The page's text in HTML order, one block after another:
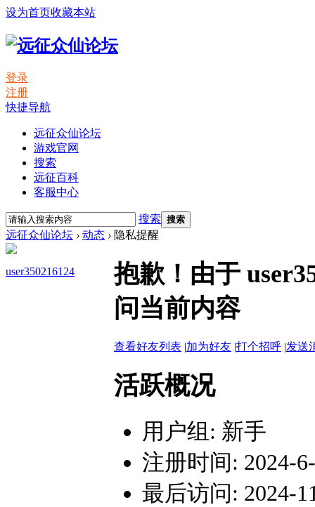
设为首页收藏本站
登录
注册
快捷导航
远征众仙论坛
游戏官网
搜索
远征百科
客服中心
搜索 搜索
远征众仙论坛 › 动态 › 隐私提醒
user350216124
抱歉！由于
问当前内容
查看好友列表 |加为好友 |打个招呼 |发送
活跃概况
用户组: 新手
注册时间: 2024-
最后访问: 2024-